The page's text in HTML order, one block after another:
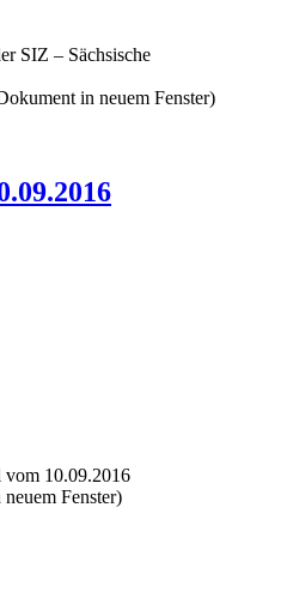
SIZ – Sächsische
in neuem Fenster)
10.09.2016
Fenster)